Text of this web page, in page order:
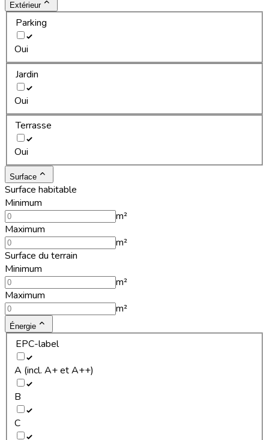
Extérieur
Parking
Oui
Jardin
Oui
Terrasse
Oui
Surface
Surface habitable
Minimum
m²
Maximum
m²
Surface du terrain
Minimum
m²
Maximum
m²
Énergie
EPC-label
A (incl. A+ et A++)
B
C